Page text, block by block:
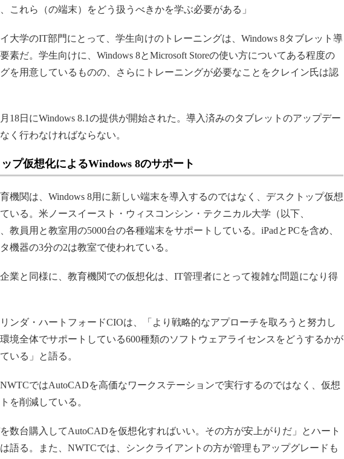
これら（の端末）をどう扱うべきかを学ぶ必要がある」
大学のIT部門にとって、学生向けのトレーニングは、Windows 8タブレット導
素だ。学生向けに、Windows 8とMicrosoft Storeの使い方についてある程度の
グを用意しているものの、さらにトレーニングが必要なことをクレイン氏は認
18日にWindows 8.1の提供が開始された。導入済みのタブレットのアップデー
く行わなければならない。
プ仮想化によるWindows 8のサポート
機関は、Windows 8用に新しい端末を導入するのではなく、デスクトップ仮想
いる。米ノースイースト・ウィスコンシン・テクニカル大学（以下、
教員用と教室用の5000台の各種端末をサポートしている。iPadとPCを含め、
機器の3分の2は教室で使われている。
業と同様に、教育機関での仮想化は、IT管理者にとって複雑な問題になり得
ンダ・ハートフォードCIOは、「より戦略的なアプローチを取ろうと努力し
境全体でサポートしている600種類のソフトウェアライセンスをどうするかが
いる」と語る。
ではAutoCADを高価なワークステーションで実行するのではなく、仮想
を削減している。
数台購入してAutoCADを仮想化すればいい。その方が安上がりだ」とハート
語る。また、NWTCでは、シンクライアントの方が管理もアップグレードも